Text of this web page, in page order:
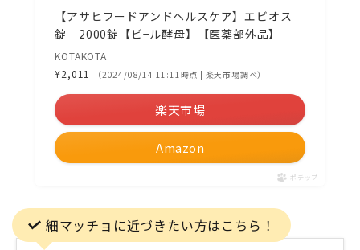
【アサヒフードアンドヘルスケア】エビオス
錠 2000錠【ビ−ル酵母】【医薬部外品】
KOTAKOTA
¥2,011
（2024/08/14 11:11時点 | 楽天市場調べ）
楽天市場
Amazon
ポチップ
細マッチョに近づきたい方はこちら！